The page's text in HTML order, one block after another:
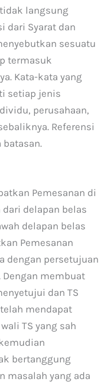
langsung
dari Syarat dan
sesuatu
termasuk
Kata-kata yang
setiap jenis
perusahaan,
Referensi
batasan.
Pemesanan di
dari delapan belas
delapan belas
Pemesanan
dengan persetujuan
Dengan membuat
dan TS
mendapat
TS yang sah
bertanggung
masalah yang ada